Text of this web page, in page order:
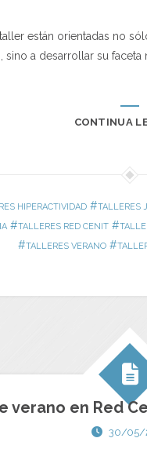
taller están orientadas no
a desarrollar su faceta
CONTINUA
HIPERACTIVIDAD #TALLERES
#TALLERES RED CENIT#
#TALLERES VERANO #
verano en Red
30/05/